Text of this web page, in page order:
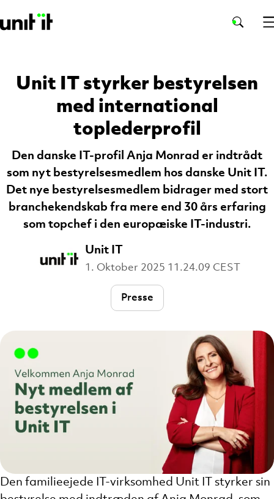
Unit IT styrker bestyrelsen
med international
toplederprofil
Den danske IT-profil Anja Monrad er indtrådt
som nyt bestyrelsesmedlem hos danske Unit IT.
Det nye bestyrelsesmedlem bidrager med stort
branchekendskab fra mere end 30 års erfaring
som topchef i den europæiske IT-industri.
Unit IT
1. Oktober 2025 11.24.09 CEST
Presse
Den familieejede IT-virksomhed Unit IT styrker sin